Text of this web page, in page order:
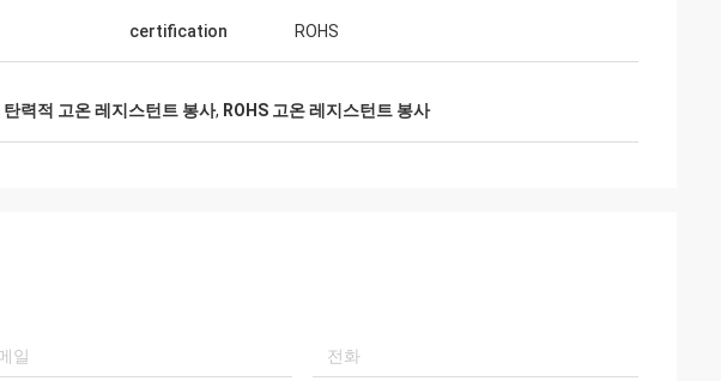
certification ROHS
탄력적 고온 레지스턴트 봉사, ROHS 고온 레지스턴트 봉사